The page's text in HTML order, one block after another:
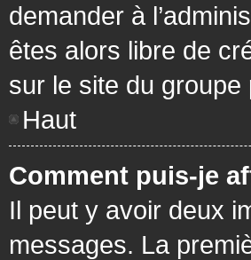
demander à
êtes alors libre de
sur le site du
Haut
Comment puis-je
Il peut y avoir deux
messages. La